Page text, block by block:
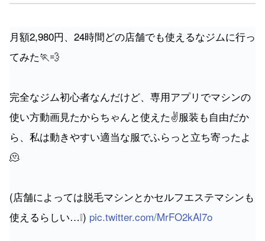
月額2,980円、24時間どの店舗でも使えるなジムに行っ
てみた🏃💨
完全なジム初心者なんだけど、専用アプリでマシンの
使い方動画見たからちゃんと使えた✌️服装も自由だか
ら、私は動きやすい適当な服でふらっと立ち寄ったよ
🫠
(店舗によっては脱毛マシンとかセルフエステマシンも
使えるらしい…❕)
pic.twitter.com/MrFO2kAl7o